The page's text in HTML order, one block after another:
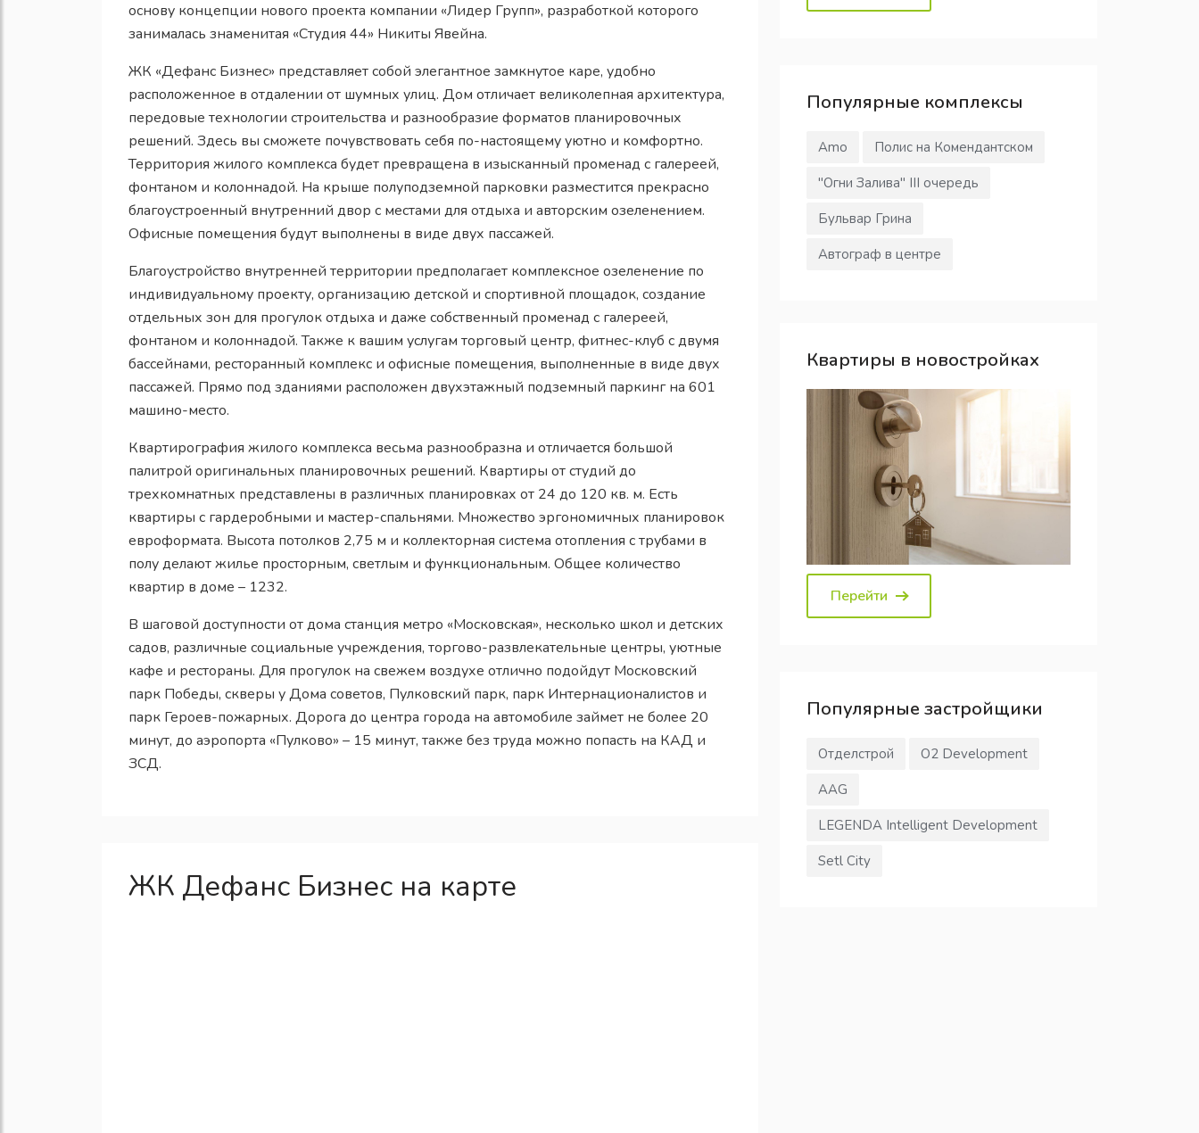
основу концепции нового проекта компании «Лидер Групп», разработкой которого
занималась знаменитая «Студия 44» Никиты Явейна.
ЖК «Дефанс Бизнес» представляет собой элегантное замкнутое каре, удобно
расположенное в отдалении от шумных улиц. Дом отличает великолепная архитектура,
передовые технологии строительства и разнообразие форматов планировочных
решений. Здесь вы сможете почувствовать себя по-настоящему уютно и комфортно.
Территория жилого комплекса будет превращена в изысканный променад с галереей,
фонтаном и колоннадой. На крыше полуподземной парковки разместится прекрасно
благоустроенный внутренний двор с местами для отдыха и авторским озеленением.
Офисные помещения будут выполнены в виде двух пассажей.
Благоустройство внутренней территории предполагает комплексное озеленение по
индивидуальному проекту, организацию детской и спортивной площадок, создание
отдельных зон для прогулок отдыха и даже собственный променад с галереей,
фонтаном и колоннадой. Также к вашим услугам торговый центр, фитнес-клуб с двумя
бассейнами, ресторанный комплекс и офисные помещения, выполненные в виде двух
пассажей. Прямо под зданиями расположен двухэтажный подземный паркинг на 601
машино-место.
Квартирография жилого комплекса весьма разнообразна и отличается большой
палитрой оригинальных планировочных решений. Квартиры от студий до
трехкомнатных представлены в различных планировках от 24 до 120 кв. м. Есть
квартиры с гардеробными и мастер-спальнями. Множество эргономичных планировок
евроформата. Высота потолков 2,75 м и коллекторная система отопления с трубами в
полу делают жилье просторным, светлым и функциональным. Общее количество
квартир в доме – 1232.
В шаговой доступности от дома станция метро «Московская», несколько школ и детских
садов, различные социальные учреждения, торгово-развлекательные центры, уютные
кафе и рестораны. Для прогулок на свежем воздухе отлично подойдут Московский
парк Победы, скверы у Дома советов, Пулковский парк, парк Интернационалистов и
парк Героев-пожарных. Дорога до центра города на автомобиле займет не более 20
минут, до аэропорта «Пулково» – 15 минут, также без труда можно попасть на КАД и
ЗСД.
ЖК Дефанс Бизнес на карте
Популярные комплексы
Amo
Полис на Комендантском
"Огни Залива" III очередь
Бульвар Грина
Автограф в центре
Квартиры в новостройках
Перейти
Популярные застройщики
Отделстрой
О2 Development
AAG
LEGENDA Intelligent Development
Setl City